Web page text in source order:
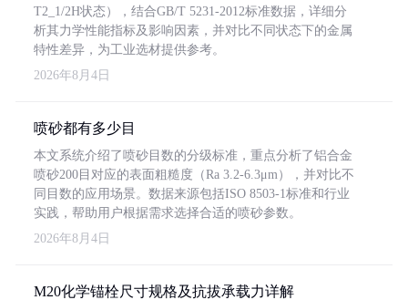
T2_1/2H状态），结合GB/T 5231-2012标准数据，详细分
析其力学性能指标及影响因素，并对比不同状态下的金属
特性差异，为工业选材提供参考。
2026年8月4日
喷砂都有多少目
本文系统介绍了喷砂目数的分级标准，重点分析了铝合金
喷砂200目对应的表面粗糙度（Ra 3.2-6.3μm），并对比不
同目数的应用场景。数据来源包括ISO 8503-1标准和行业
实践，帮助用户根据需求选择合适的喷砂参数。
2026年8月4日
M20化学锚栓尺寸规格及抗拔承载力详解